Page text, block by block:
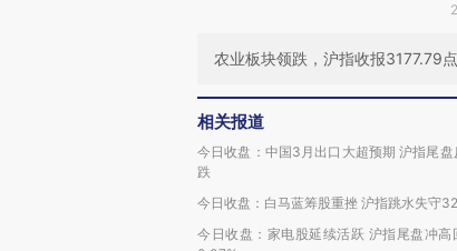
农业板块领跌，沪指收报3177.79
相关报道
今日收盘：中国3月出口大超预期 沪指尾盘
跌
今日收盘：白马蓝筹股重挫 沪指跳水失守
今日收盘：家电股延续活跃 沪指尾盘冲高